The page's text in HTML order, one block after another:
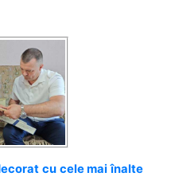
cu cele mai înalte